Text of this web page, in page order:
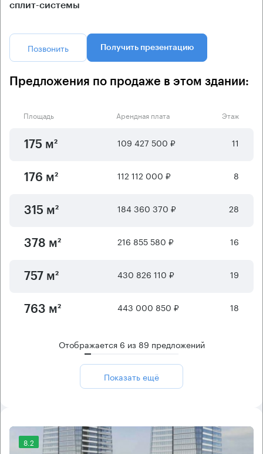
сплит-системы
Позвонить Получить презентацию
Предложения по продаже в этом здании:
Площадь Арендная плата Этаж
175 м² 109 427 500 ₽ 11
176 м² 112 112 000 ₽ 8
315 м² 184 360 370 ₽ 28
378 м² 216 855 580 ₽ 16
757 м² 430 826 110 ₽ 19
763 м² 443 000 850 ₽ 18
Отображается 6 из 89 предложений
Показать ещё
8.2